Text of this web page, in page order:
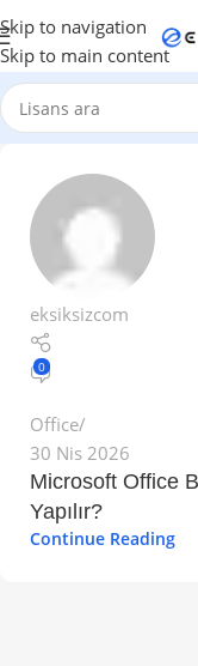
Skip to navigation
Skip to main content
eksiksizcom
0
Office
30 Nis 2026
Microsoft Office
Yapılır?
Continue Reading